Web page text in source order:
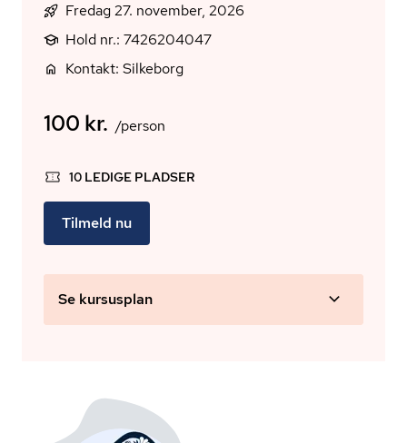
Fredag 27. november, 2026
Hold nr.: 7426204047
Kontakt: Silkeborg
100 kr. /person
10 LEDIGE PLADSER
Tilmeld nu
Se kursusplan